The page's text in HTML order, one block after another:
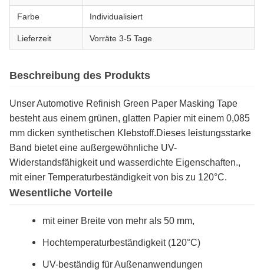
Farbe Individualisiert
Lieferzeit Vorräte 3-5 Tage
Beschreibung des Produkts
Unser Automotive Refinish Green Paper Masking Tape
besteht aus einem grünen, glatten Papier mit einem 0,085
mm dicken synthetischen Klebstoff.Dieses leistungsstarke
Band bietet eine außergewöhnliche UV-
Widerstandsfähigkeit und wasserdichte Eigenschaften.,
mit einer Temperaturbeständigkeit von bis zu 120°C.
Wesentliche Vorteile
mit einer Breite von mehr als 50 mm,
Hochtemperaturbeständigkeit (120°C)
UV-beständig für Außenanwendungen